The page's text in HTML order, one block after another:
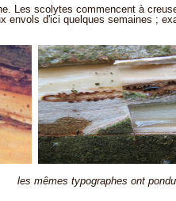
Les scolytes commencent à
envols d'ici quelques semaines ;
typographes ont pondu